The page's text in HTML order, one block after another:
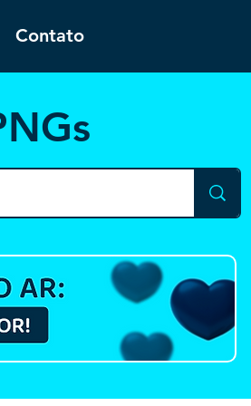
Contato